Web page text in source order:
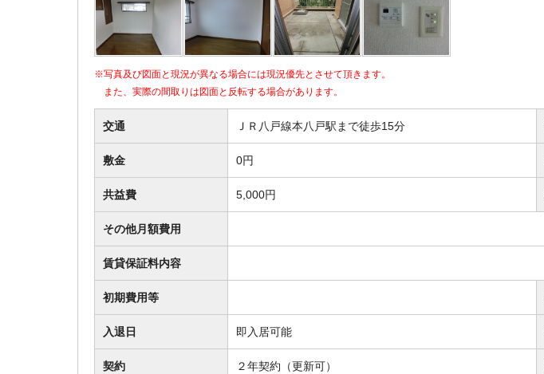
※写真及び図面と現況が異なる場合には現況優先とさせて頂きます。
また、実際の間取りは図面と反転する場合があります。
交通 ＪＲ八戸線本八戸駅まで徒歩15分
敷金 0円
共益費 5,000円
その他月額費用
賃貸保証料内容
初期費用等
入退日 即入居可能
契約 ２年契約（更新可）